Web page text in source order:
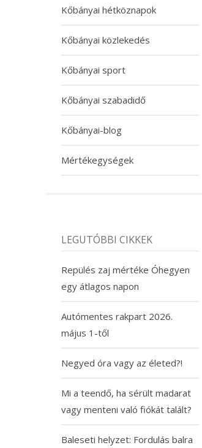
Kőbányai hétköznapok
Kőbányai közlekedés
Kőbányai sport
Kőbányai szabadidő
Kőbányai-blog
Mértékegységek
LEGUTÓBBI CIKKEK
Repülés zaj mértéke Óhegyen
egy átlagos napon
Autómentes rakpart 2026.
május 1-től
Negyed óra vagy az életed?!
Mi a teendő, ha sérült madarat
vagy menteni való fiókát talált?
Baleseti helyzet: Fordulás balra